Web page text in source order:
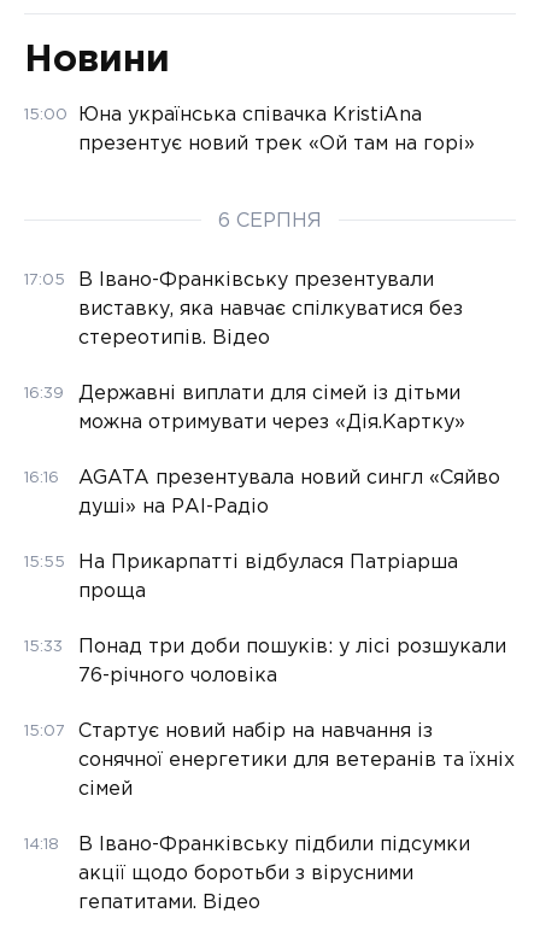
Новини
15:00
Юна українська співачка KristiAna
презентує новий трек «Ой там на горі»
6 СЕРПНЯ
17:05
В Івано-Франківську презентували
виставку, яка навчає спілкуватися без
стереотипів. Відео
16:39
Державні виплати для сімей із дітьми
можна отримувати через «Дія.Картку»
16:16
AGATA презентувала новий сингл «Сяйво
душі» на РАІ-Радіо
15:55
На Прикарпатті відбулася Патріарша
проща
15:33
Понад три доби пошуків: у лісі розшукали
76-річного чоловіка
15:07
Стартує новий набір на навчання із
сонячної енергетики для ветеранів та їхніх
сімей
14:18
В Івано-Франківську підбили підсумки
акції щодо боротьби з вірусними
гепатитами. Відео